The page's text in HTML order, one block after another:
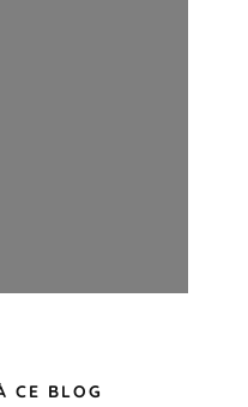
CE BLOG